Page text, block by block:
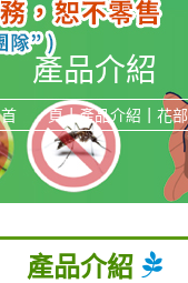
產品介紹
首 頁 | 產品介紹 | 花部
產品介紹